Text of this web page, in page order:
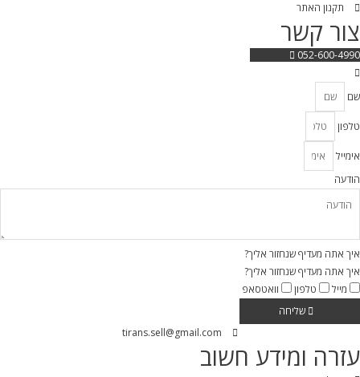
תקנון האתר
צור קשר
052-600-4990
שם
טלפון
אימייל
הודעה
איך אתה מעדיף שנחזור אליך?
איך אתה מעדיף שנחזור אליך?
מייל
טלפון
וואטסאפ
שליחה
tirans.sell@gmail.com
עזרה ומידע חשוב